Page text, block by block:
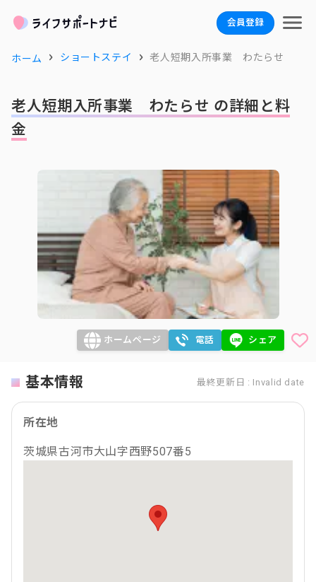
会員登録
ホーム ショートステイ 老人短期入所事業 わたらせ
老人短期入所事業 わたらせ の詳細と料
金
ホームページ 電話 シェア
基本情報 最終更新日 : Invalid date
所在地
茨城県古河市大山字西野507番5